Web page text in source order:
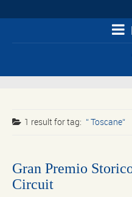
1 result fortag: Toscane
Gran Premio
Circuit